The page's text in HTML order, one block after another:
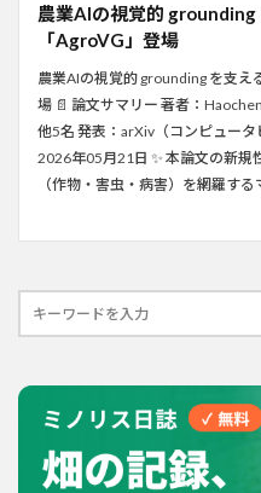
農業AIの視覚的 grounding
「AgroVG」登場
農業AIの視覚的 grounding を支
場 📄 論文サマリー 著者：
他5名 発表：arXiv（コンピュー
2026年05月21日 ✨ 本論文の新規
（作物・害虫・病害）を網羅す